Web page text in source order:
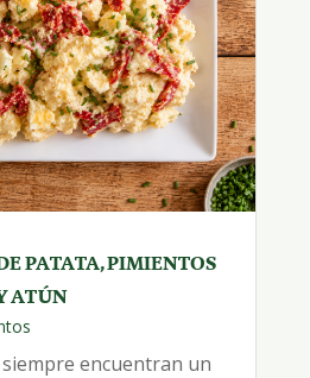
PATATA, PIMIENTOS
ATÚN
encuentran un